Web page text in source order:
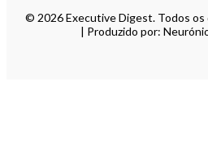
© 2026 Executive Digest. Todos
| Produzido por: